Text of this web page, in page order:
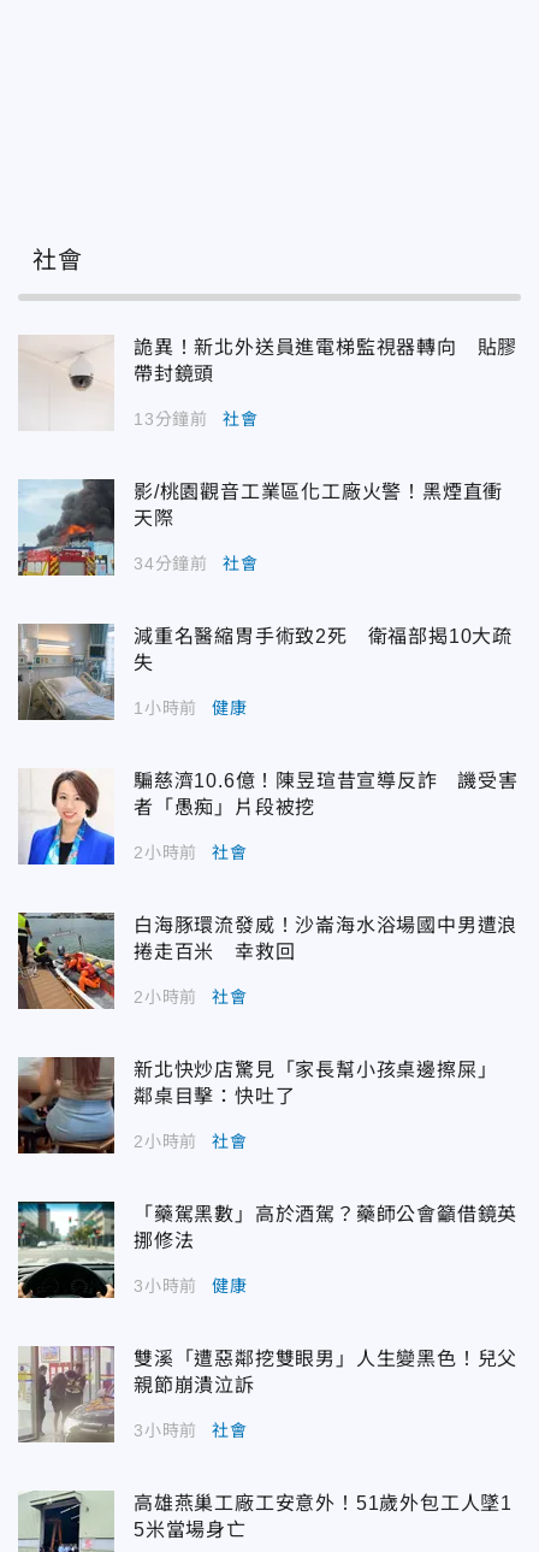
社會
詭異！新北外送員進電梯監視器轉向 貼膠
帶封鏡頭
13分鐘前 社會
影/桃園觀音工業區化工廠火警！黑煙直衝
天際
34分鐘前 社會
減重名醫縮胃手術致2死 衛福部揭10大疏
失
1小時前 健康
騙慈濟10.6億！陳昱瑄昔宣導反詐 譏受害
者「愚痴」片段被挖
2小時前 社會
白海豚環流發威！沙崙海水浴場國中男遭浪
捲走百米 幸救回
2小時前 社會
新北快炒店驚見「家長幫小孩桌邊擦屎」
鄰桌目擊：快吐了
2小時前 社會
「藥駕黑數」高於酒駕？藥師公會籲借鏡英
挪修法
3小時前 健康
雙溪「遭惡鄰挖雙眼男」人生變黑色！兒父
親節崩潰泣訴
3小時前 社會
高雄燕巢工廠工安意外！51歲外包工人墜1
5米當場身亡